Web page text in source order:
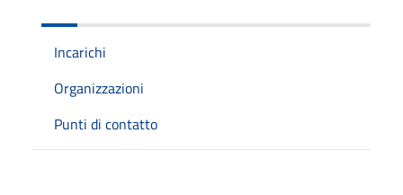
Incarichi
Organizzazioni
Punti di contatto